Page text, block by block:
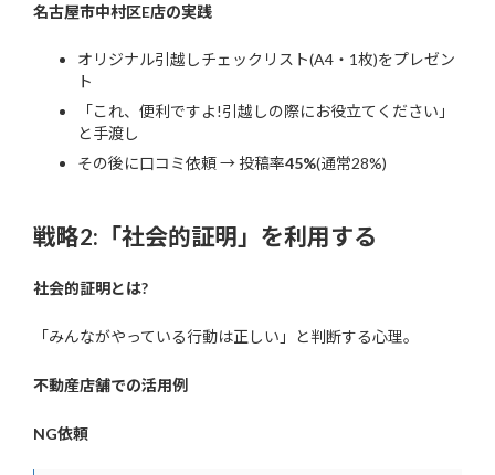
名古屋市中村区E店の実践
オリジナル引越しチェックリスト(A4・1枚)をプレゼン
ト
「これ、便利ですよ!引越しの際にお役立てください」
と手渡し
その後に口コミ依頼 → 投稿率45%(通常28%)
戦略2:「社会的証明」を利用する
社会的証明とは?
「みんながやっている行動は正しい」と判断する心理。
不動産店舗での活用例
NG依頼